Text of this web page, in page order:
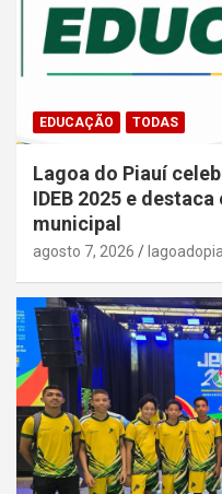
EDUCAÇÃO TODAS
Lagoa do Piauí
IDEB 2025 e
municipal
agosto 7, 2026